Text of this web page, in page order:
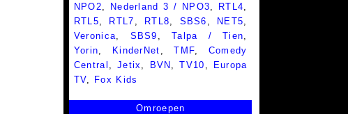
NPO2
Nederland 3 / NPO3 RTL4
RTL5
RTL7 RTL8 SBS6 NET5
Veronica
SBS9 ,Talpa / Tien
Yorin
KinderNet ,TMF
Comedy
Central
Jetix BVN ,TV10
Europa
TV
Fox Kids
Omroepen